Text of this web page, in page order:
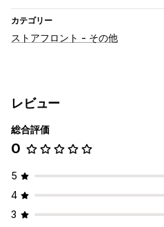
カテゴリー
ストアフロント - その他
レビュー
総合評価
0
5
4
3